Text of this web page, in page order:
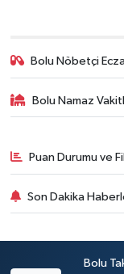
Bolu Nöbetçi
Bolu Namaz
Puan Durumu ve
Son Dakika
Bolu